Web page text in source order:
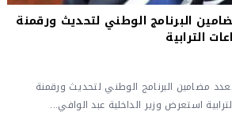
البرنامج الوطني لتحديث ورقمنة
الترابية
مضامين البرنامج الوطني لتحديث ورقمنة
استعرض وزير الداخلية عبد الوافي...